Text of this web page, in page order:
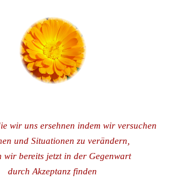
wir uns ersehnen indem wir versuchen
und Situationen zu verändern,
wir bereits jetzt in der Gegenwart
durch Akzeptanz finden